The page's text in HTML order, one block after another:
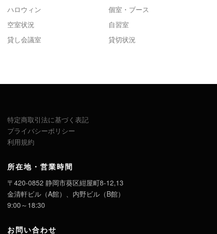
ハロウィン
個室・ブース
空室状況
自習室
貸し会議室
貸切状況
特定商取引法に基づく表記
プライバシーポリシー
利用規約
所在地・営業時間
〒420-0852 静岡市葵区紺屋町8-12,13
金清軒ビル（A館）、内野ビル（B館）
9:00～18:30
お問い合わせ